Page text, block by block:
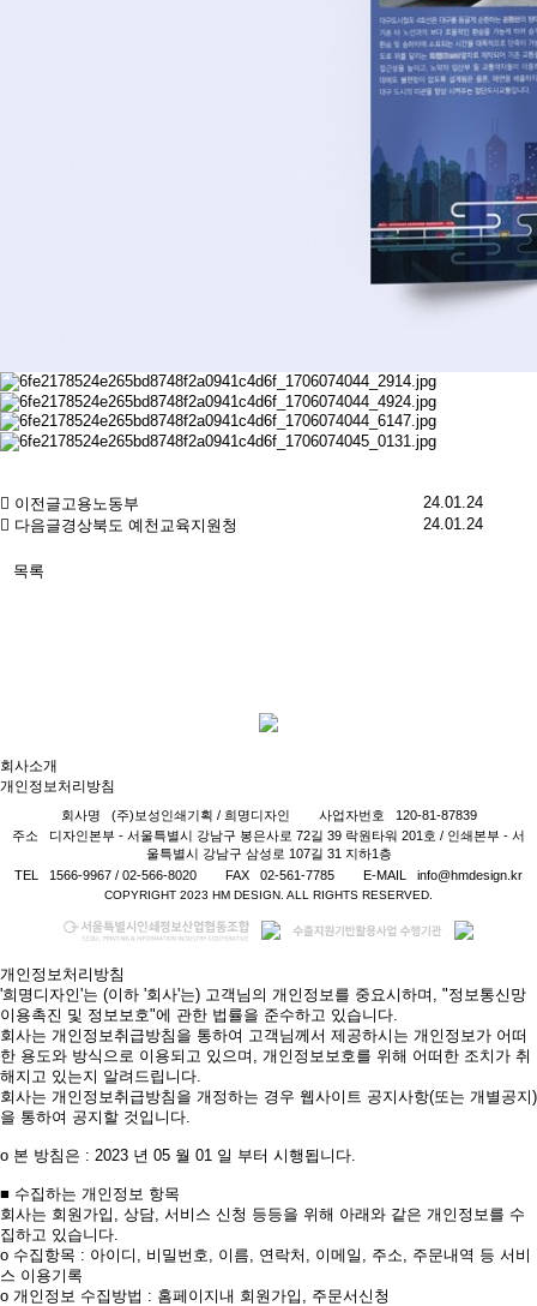
이전글 고용노동부
24.01.24
다음글경상북도 예천교육지원청 24.01.24
목록
회사소개
개인정보처리방침
회사명 (주)보성인쇄기획 / 희명디자인 사업자번호
120-81-87839
주소
디자인본부 - 서울특별시 강남구 봉은사로 72길 39 락원타워 201호 / 인쇄본부 - 서
울특별시 강남구 삼성로 107길 31 지하1층
TEL
1566-9967 / 02-566-8020 FAX 02-561-7785 E-MAIL info@hmdesign.kr
COPYRIGHT 2023 HM DESIGN. ALL RIGHTS RESERVED.
개인정보처리방침
'희명디자인'는 (이하 '회사'는) 고객님의 개인정보를 중요시하며, "정보통신망
이용촉진 및 정보보호"에 관한 법률을 준수하고 있습니다.
회사는 개인정보취급방침을 통하여 고객님께서 제공하시는 개인정보가 어떠
한 용도와 방식으로 이용되고 있으며, 개인정보보호를 위해 어떠한 조치가 취
해지고 있는지 알려드립니다.
회사는 개인정보취급방침을 개정하는 경우 웹사이트 공지사항(또는 개별공지)
을 통하여 공지할 것입니다.
ο 본 방침은 : 2023 년 05 월 01 일 부터 시행됩니다.
■ 수집하는 개인정보 항목
회사는 회원가입, 상담, 서비스 신청 등등을 위해 아래와 같은 개인정보를 수
집하고 있습니다.
ο 수집항목 : 아이디, 비밀번호, 이름, 연락처, 이메일, 주소, 주문내역 등 서비
스 이용기록
ο 개인정보 수집방법 : 홈페이지내 회원가입, 주문서신청